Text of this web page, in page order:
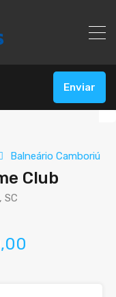
Enviar
Balneário Camboriú
Club
SC